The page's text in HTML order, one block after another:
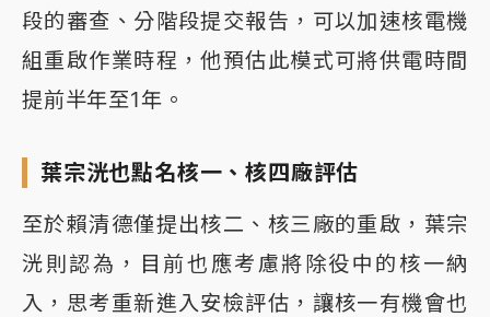
段的審查、分階段提交報告，可以加速核電機
組重啟作業時程，他預估此模式可將供電時間
提前半年至1年。
葉宗洸也點名核一、核四廠評估
至於賴清德僅提出核二、核三廠的重啟，葉宗
洸則認為，目前也應考慮將除役中的核一納
入，思考重新進入安檢評估，讓核一有機會也